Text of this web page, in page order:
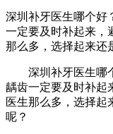
深圳补牙医生哪个好
一定要及时补起来，
那么多，选择起来还
深圳补牙医生哪个
龋齿一定要及时补起
医生那么多，选择起
呢？